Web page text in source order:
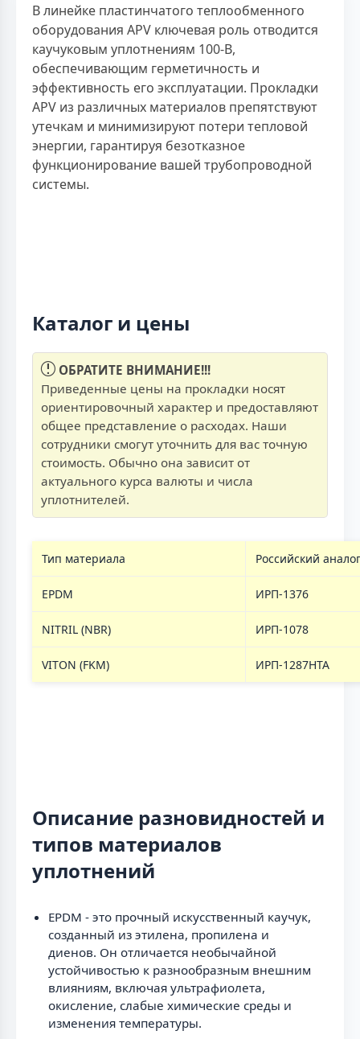
В линейке пластинчатого теплообменного
оборудования APV ключевая роль отводится
каучуковым уплотнениям 100-B,
обеспечивающим герметичность и
эффективность его эксплуатации. Прокладки
APV из различных материалов препятствуют
утечкам и минимизируют потери тепловой
энергии, гарантируя безотказное
функционирование вашей трубопроводной
системы.
Каталог и цены
ОБРАТИТЕ ВНИМАНИЕ!!!
Приведенные цены на прокладки носят
ориентировочный характер и предоставляют
общее представление о расходах. Наши
сотрудники смогут уточнить для вас точную
стоимость. Обычно она зависит от
актуального курса валюты и числа
уплотнителей.
Тип материала Российский аналог
EPDM ИРП-1376
NITRIL (NBR) ИРП-1078
VITON (FKM) ИРП-1287НТА
Описание разновидностей и
типов материалов
уплотнений
EPDM - это прочный искусственный каучук,
созданный из этилена, пропилена и
диенов. Он отличается необычайной
устойчивостью к разнообразным внешним
влияниям, включая ультрафиолета,
окисление, слабые химические среды и
изменения температуры.